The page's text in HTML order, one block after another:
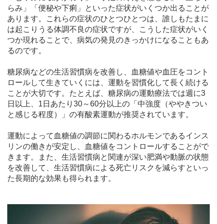
らみ」「便秘や下痢」といった症状がいくつか出ることが
あります。これらの症状のひとつひとつは、誰しもたまに
は起こりうる体調不良の症状ですが、こうした症状がいく
つか現れることで、病気の発見のきっかけになることもあ
るのです。
糖尿病などの生活習慣病を改善し、血糖値や血圧をコント
ロールして生きていくには、運動を習慣化して長く続ける
ことが大切です。たとえば、糖尿病の運動療法では週に3
日以上、1日あたり30～60分以上の「中強度（ややきつい
と感じる程度）」の有酸素運動が推奨されています。
運動によって血糖値の調節に関わるホルモンであるインス
リンの働きが安定し、血糖値をコントロールすることがで
きます。また、生活習慣病と関連が深い肥満や動脈の状態
を改善して、生活習慣病による死亡リスクを減らすといっ
た長期的な効果も得られます。